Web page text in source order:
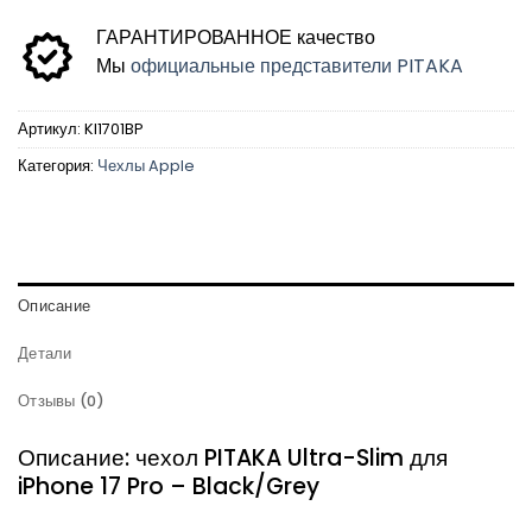
ГАРАНТИРОВАННОЕ качество
Мы официальные представители PITAKA
Артикул: KI1701BP
Категория: Чехлы Apple
Описание
Детали
Отзывы (0)
Описание: чехол PITAKA Ultra-Slim для
iPhone 17 Pro – Black/Grey